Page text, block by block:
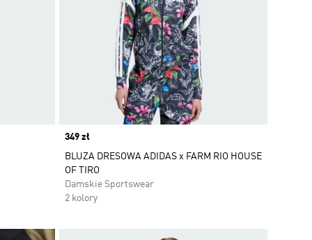
Price
349 zł
BLUZA DRESOWA ADIDAS x FARM RIO HOUSE
OF TIRO
Damskie Sportswear
2 kolory